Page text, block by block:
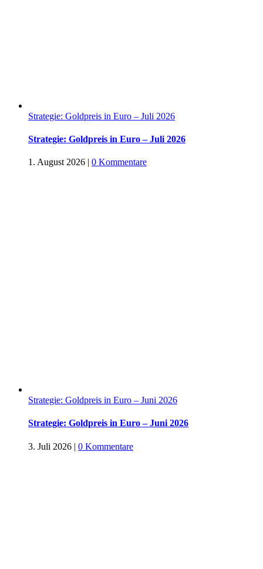
Strategie: Goldpreis in Euro – Juli 2026
Strategie: Goldpreis in Euro – Juli 2026
1. August 2026 | 0 Kommentare
Strategie: Goldpreis in Euro – Juni 2026
Strategie: Goldpreis in Euro – Juni 2026
3. Juli 2026 | 0 Kommentare